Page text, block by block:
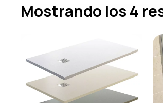
Mostrando los 4